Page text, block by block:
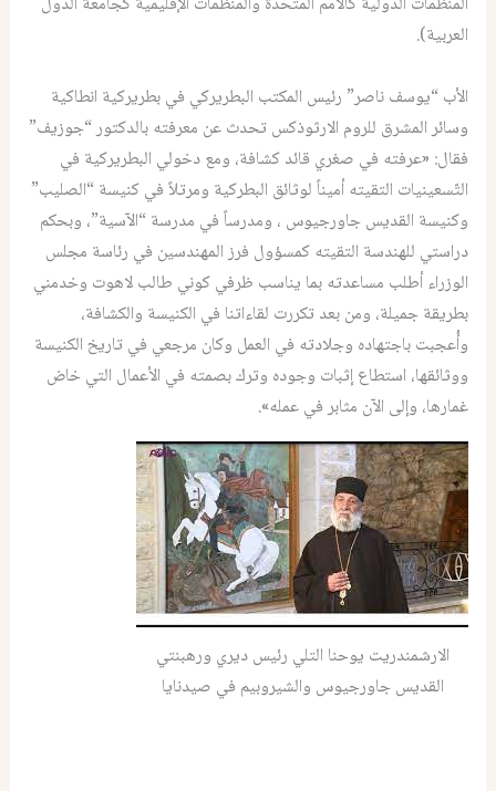
العربية).
الأب “يوسف ناصر” رئيس المكتب البطريركي في بطريركية انطاكية
وسائر المشرق للروم الارثوذكس تحدث عن معرفته بالدكتور “جوزيف”
فقال: «عرفته في صغري قائد كشافة، ومع دخولي البطريركية في
التّسعينيات التقيته أميناً لوثائق البطركية ومرتلاً في كنيسة “الصليب”
وكنيسة القديس جاورجيوس ، ومدرساً في مدرسة “الآسية”، وبحكم
دراستي للهندسة التقيته كمسؤول فرز المهندسين في رئاسة مجلس
الوزراء أطلب مساعدته بما يناسب ظرفي كوني طالب لاهوت وخدمني
بطريقة جميلة، ومن بعد تكررت لقاءاتنا في الكنيسة والكشافة،
وأُعجبت باجتهاده وجلادته في العمل وكان مرجعي في تاريخ الكنيسة
ووثائقها، استطاع إثبات وجوده وترك بصمته في الأعمال التي خاض
غمارها، وإلى الآن مثابر في عمله».
الارشمندريت يوحنا التلي رئيس ديري ورهبنتي
القديس جاورجيوس والشيروبيم في صيدنايا